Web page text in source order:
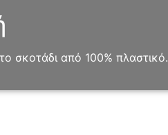
σκοτάδι από 100% πλαστικό.